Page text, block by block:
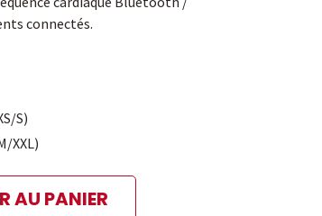
connectés.
S)
XXL)
AU PANIER